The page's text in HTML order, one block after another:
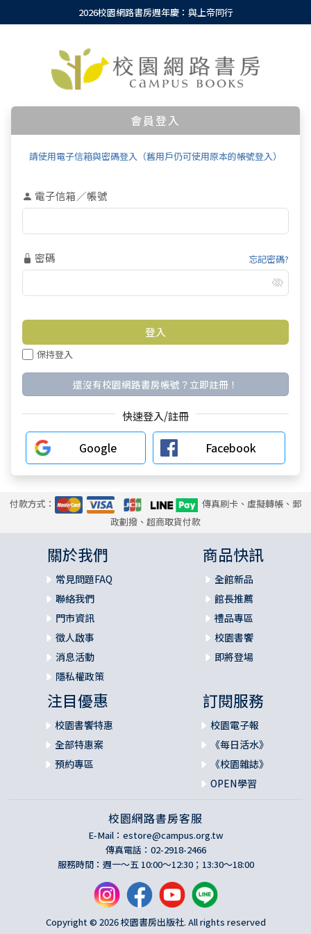
2026校園網路書房週年慶：與上帝同行
會員登入
請使用電子信箱與密碼登入（舊用戶仍可使用原本的帳號登入）
電子信箱／帳號
密碼 忘記密碼?
保持登入
還沒有校園網路書房帳號？立即註冊！
快速登入/註冊
Google Facebook
付款方式：
傳真刷卡、虛擬轉帳、郵
政劃撥、超商取貨付款
關於我們
常見問題FAQ
聯絡我們
門市資訊
徵人啟事
消息活動
隱私權政策
商品快訊
全館新品
館長推薦
禮品專區
校園書饗
即將登場
注目優惠
校園書饗特惠
全部特惠案
預約專區
訂閱服務
校園電子報
《每日活水》
《校園雜誌》
OPEN學習
校園網路書房客服
E-Mail： estore@campus.org.tw
傳真電話：02-2918-2466
服務時間：週一～五 10:00～12:30；13:30～18:00
Copyright © 2026 校園書房出版社. All rights reserved